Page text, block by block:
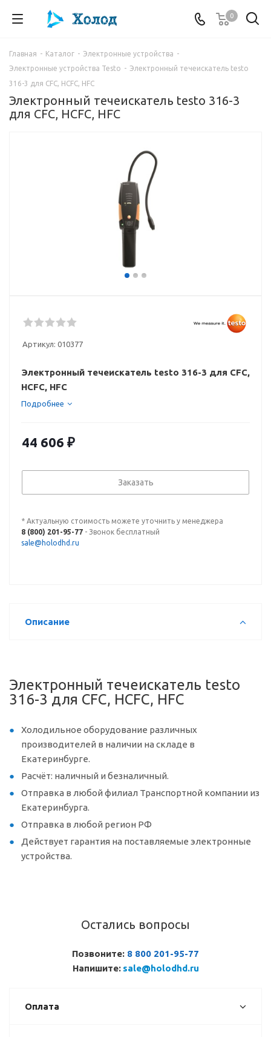
0
Главная - Каталог - Электронные устройства -
Электронные устройства Testo - Электронный течеискатель testo
316-3 для CFC, HCFC, HFC
Электронный течеискатель testo 316-3
для CFC, HCFC, HFC
Артикул: 010377
Электронный течеискатель testo 316-3 для CFC,
HCFC, HFC
Подробнее
44 606 ₽
Заказать
* Актуальную стоимость можете уточнить у менеджера
8 (800) 201-95-77 - Звонок бесплатный
sale@holodhd.ru
Описание
Электронный течеискатель testo
316-3 для CFC, HCFC, HFC
Холодильное оборудование различных
производителей в наличии на складе в
Екатеринбурге.
Расчёт: наличный и безналичный.
Отправка в любой филиал Транспортной компании из
Екатеринбурга.
Отправка в любой регион РФ
Действует гарантия на поставляемые электронные
устройства.
Остались вопросы
Позвоните: 8 800 201-95-77
Напишите: sale@holodhd.ru
Оплата